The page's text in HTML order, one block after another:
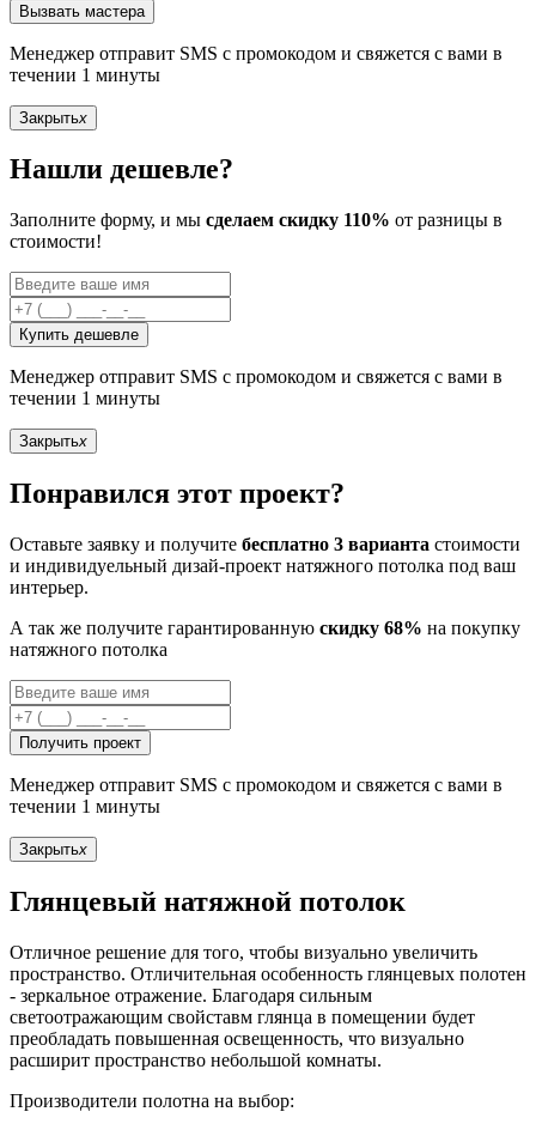
Вызвать мастера
Менеджер отправит SMS с промокодом и свяжется с вами в
течении 1 минуты
Закрытьx
Нашли дешевле?
Заполните форму, и мы сделаем скидку 110% от разницы в
стоимости!
Купить дешевле
Менеджер отправит SMS с промокодом и свяжется с вами в
течении 1 минуты
Закрытьx
Понравился этот проект?
Оставьте заявку и получите бесплатно 3 варианта стоимости
и индивидуельный дизай-проект натяжного потолка под ваш
интерьер.
А так же получите гарантированную скидку 68% на покупку
натяжного потолка
Получить проект
Менеджер отправит SMS с промокодом и свяжется с вами в
течении 1 минуты
Закрытьx
Глянцевый натяжной потолок
Отличное решение для того, чтобы визуально увеличить
пространство. Отличительная особенность глянцевых полотен
- зеркальное отражение. Благодаря сильным
светоотражающим свойставм глянца в помещении будет
преобладать повышенная освещенность, что визуально
расширит пространство небольшой комнаты.
Производители полотна на выбор: